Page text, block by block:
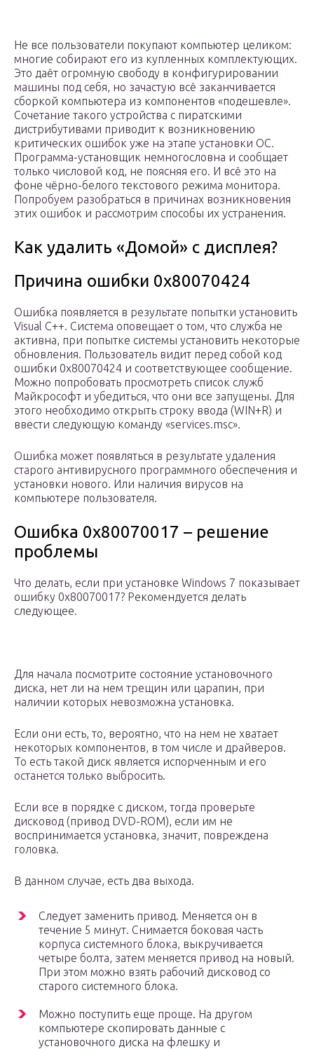
Не все пользователи покупают компьютер целиком:
многие собирают его из купленных комплектующих.
Это даёт огромную свободу в конфигурировании
машины под себя, но зачастую всё заканчивается
сборкой компьютера из компонентов «подешевле».
Сочетание такого устройства с пиратскими
дистрибутивами приводит к возникновению
критических ошибок уже на этапе установки ОС.
Программа-установщик немногословна и сообщает
только числовой код, не поясняя его. И всё это на
фоне чёрно-белого текстового режима монитора.
Попробуем разобраться в причинах возникновения
этих ошибок и рассмотрим способы их устранения.
Как удалить «Домой» с дисплея?
Причина ошибки 0x80070424
Ошибка появляется в результате попытки установить
Visual C++. Система оповещает о том, что служба не
активна, при попытке системы установить некоторые
обновления. Пользователь видит перед собой код
ошибки 0x80070424 и соответствующее сообщение.
Можно попробовать просмотреть список служб
Майкрософт и убедиться, что они все запущены. Для
этого необходимо открыть строку ввода (WIN+R) и
ввести следующую команду «services.msc».
Ошибка может появляться в результате удаления
старого антивирусного программного обеспечения и
установки нового. Или наличия вирусов на
компьютере пользователя.
Ошибка 0x80070017 – решение
проблемы
Что делать, если при установке Windows 7 показывает
ошибку 0x80070017? Рекомендуется делать
следующее.
Для начала посмотрите состояние установочного
диска, нет ли на нем трещин или царапин, при
наличии которых невозможна установка.
Если они есть, то, вероятно, что на нем не хватает
некоторых компонентов, в том числе и драйверов.
То есть такой диск является испорченным и его
останется только выбросить.
Если все в порядке с диском, тогда проверьте
дисковод (привод DVD-ROM), если им не
воспринимается установка, значит, повреждена
головка.
В данном случае, есть два выхода.
Следует заменить привод. Меняется он в
течение 5 минут. Снимается боковая часть
корпуса системного блока, выкручивается
четыре болта, затем меняется привод на новый.
При этом можно взять рабочий дисковод со
старого системного блока.
Можно поступить еще проще. На другом
компьютере скопировать данные с
установочного диска на флешку и